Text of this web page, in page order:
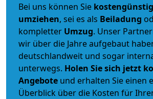
Bei uns können Sie kostengünstig
umziehen, sei es als Beiladung
kompletter Umzug. Unser
wir über die Jahre aufgebaut
deutschlandweit und sogar
unterwegs. Holen Sie sich jetzt
Angebote und erhalten Sie einen
Überblick über die Kosten für